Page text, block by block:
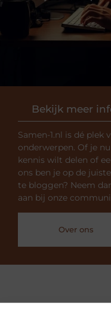
Bekijk meer
Samen-1.nl is dé plek
onderwerpen. Of je
kennis wilt delen of
ons ben je op de
te bloggen? Neem
aan bij onze
Over ons